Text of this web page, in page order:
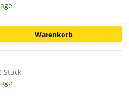
Warenkorb
Stück